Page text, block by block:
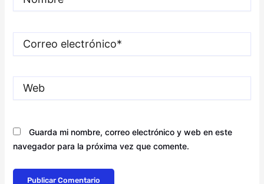
Correo
electrónico*
Web
Guarda mi nombre, correo electrónico y web en este
navegador para la próxima vez que comente.